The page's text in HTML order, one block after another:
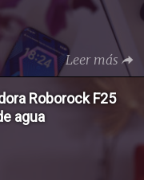
Leer más
Roborock F25
agua